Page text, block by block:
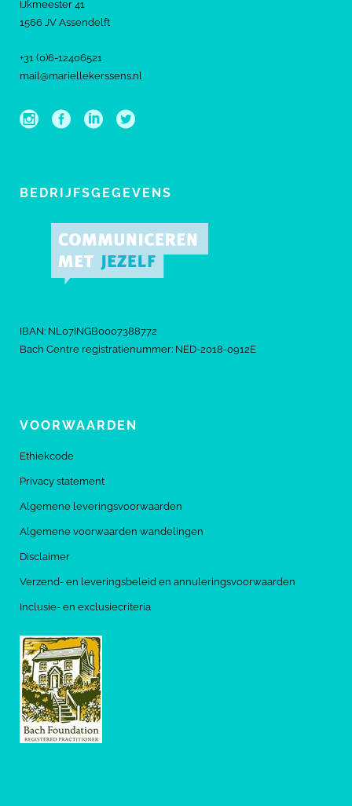
IJkmeester 41
1566 JV Assendelft
+31 (0)6-12406521
mail@mariellekerssens.nl
BEDRIJFSGEGEVENS
IBAN: NL07INGB0007388772
Bach Centre registratienummer: NED-2018-0912E
VOORWAARDEN
Ethiekcode
Privacy statement
Algemene leveringsvoorwaarden
Algemene voorwaarden wandelingen
Disclaimer
Verzend- en leveringsbeleid en annuleringsvoorwaarden
Inclusie- en exclusiecriteria